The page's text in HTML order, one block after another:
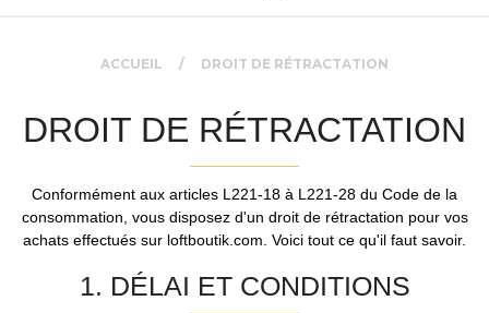
ACCUEIL DROIT DE RÉTRACTATION
DROIT DE RÉTRACTATION
Conformément aux articles L221-18 à L221-28 du Code de la
consommation, vous disposez d'un droit de rétractation pour vos
achats effectués sur loftboutik.com. Voici tout ce qu'il faut savoir.
1. DÉLAI ET CONDITIONS